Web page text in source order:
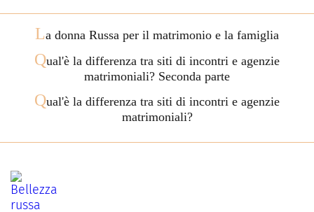
La donna Russa per il matrimonio e la famiglia
Qual'è la differenza tra siti di incontri e agenzie
matrimoniali? Seconda parte
Qual'è la differenza tra siti di incontri e agenzie
matrimoniali?